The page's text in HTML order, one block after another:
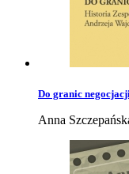
Do granic
Anna